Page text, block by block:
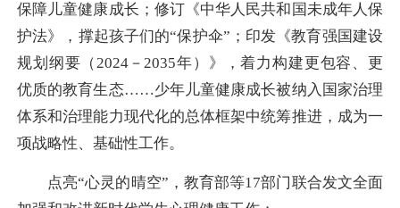
保障儿童健康成长；修订《中华人民共和国未成年人保
护法》，撑起孩子们的“保护伞”；印发《教育强国建设
规划纲要（2024－2035年）》，着力构建更包容、更
优质的教育生态……少年儿童健康成长被纳入国家治理
体系和治理能力现代化的总体框架中统筹推进，成为一
项战略性、基础性工作。
点亮“心灵的晴空”，教育部等17部门联合发文全面